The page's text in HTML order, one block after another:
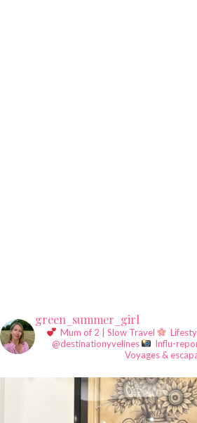
green_summer_girl
Mum of 2 | Slow Travel
@destinationyvelines
Influ-
Voyages &